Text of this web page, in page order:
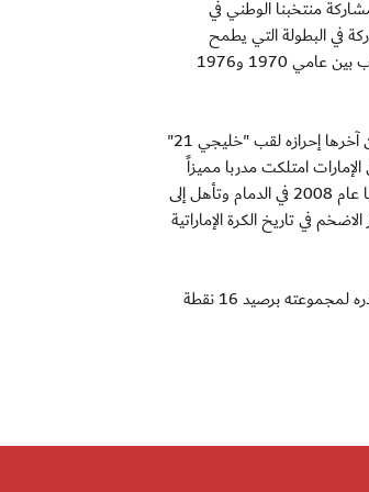
عن مشاركة منتخبنا الوطني في
في البطولة التي يطمح
لتحقيقها للمرة الثانية على التوالي والسير على خطى الكويت التي سبقت ان فعلت ذلك حين فازت بأول أربعة القاب بين عامي 1970 و1976
ووصف التقرير منتخبنا بأنه "منتخب الأحلام" للنجاحات الباهرة التي حققها في كل المنافسات التي شارك فيها وكان آخرها إحرازه لقب "خليجي 21"
الأول عام 2007 في "خليجي 18" في ابوظبي ، كما أن الإمارات امتلكت مدربا مميزاً
هو مهدي علي الذي قاد لاعبي هذا الجيل منذ أن كان معظم أفراده في صفوف منتخب الشباب الذي أحرز كأس اسيا عام 2008 في الدمام وتأهل إلى
عام 2010، قبل أن يحقق معه الانجاز الاضخم في تاريخ الكرة الإماراتية
كما تضمن التقرير المسيرة الناجحة لمنتخبنا في التصفيات المؤهلة إلى نهائيات كأس آسيا بأستراليا 2015 بعد تصدره لمجموعته برصيد 16 نقطة